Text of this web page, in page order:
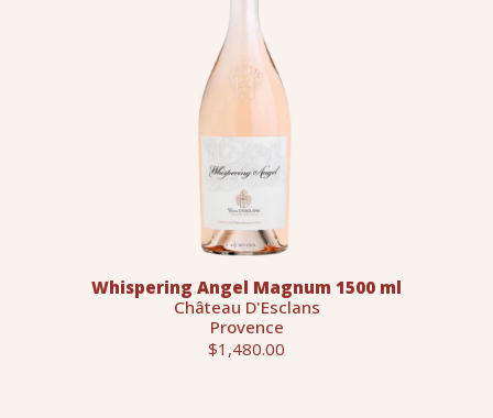
Whispering Angel Magnum 1500 ml
Château D'Esclans
Provence
$1,480.00